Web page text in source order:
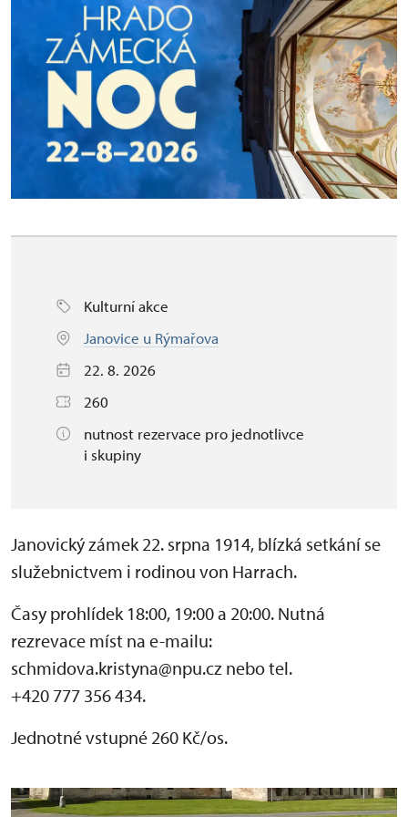
Kulturní akce
Janovice u Rýmařova
22. 8. 2026
260
nutnost rezervace pro jednotlivce
i skupiny
Janovický zámek 22. srpna 1914, blízká setkání se
služebnictvem i rodinou von Harrach.
Časy prohlídek 18:00, 19:00 a 20:00. Nutná
rezrevace míst na e-mailu:
schmidova.kristyna@npu.cz nebo tel.
+420 777 356 434.
Jednotné vstupné 260 Kč/os.